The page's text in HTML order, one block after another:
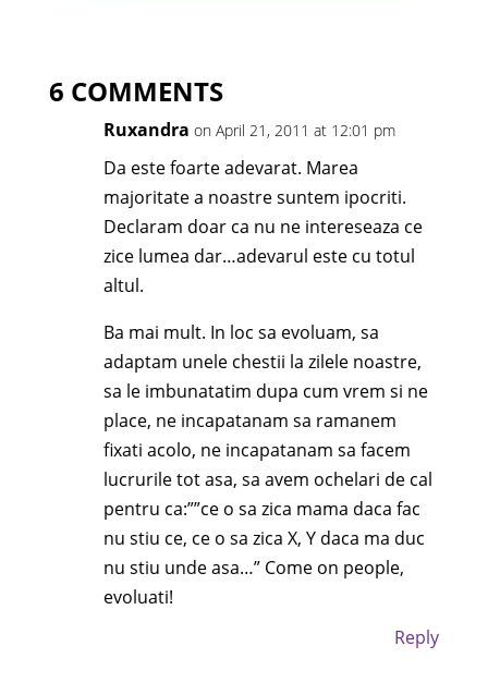
6 COMMENTS
Ruxandra on April 21, 2011 at 12:01 pm
Da este foarte adevarat. Marea
majoritate a noastre suntem ipocriti.
Declaram doar ca nu ne intereseaza ce
zice lumea dar…adevarul este cu totul
altul.
Ba mai mult. In loc sa evoluam, sa
adaptam unele chestii la zilele noastre,
sa le imbunatatim dupa cum vrem si ne
place, ne incapatanam sa ramanem
fixati acolo, ne incapatanam sa facem
lucrurile tot asa, sa avem ochelari de cal
pentru ca:””ce o sa zica mama daca fac
nu stiu ce, ce o sa zica X, Y daca ma duc
nu stiu unde asa…” Come on people,
evoluati!
Reply